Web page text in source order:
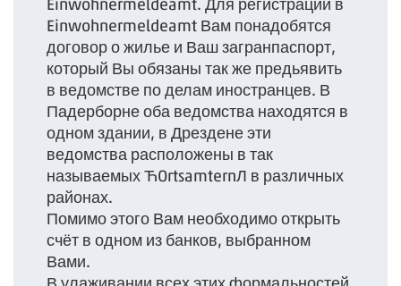
Einwohnermeldeamt. Для регистрации в
Einwohnermeldeamt Вам понадобятся
договор о жилье и Ваш загранпаспорт,
который Вы обязаны так же предьявить
в ведомстве по делам иностранцев. В
Падерборне оба ведомства находятся в
одном здании, в Дрездене эти
ведомства расположены в так
называемых ЋOrtsamternЛ в различных
районах.
Помимо этого Вам необходимо открыть
счёт в одном из банков, выбранном
Вами.